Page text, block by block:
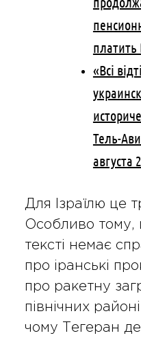
«Всі
Тель-
августа
Для Ізраїлю це
Особливо тому,
тексті немає
про іранські
про ракетну
північних
чому Тегеран